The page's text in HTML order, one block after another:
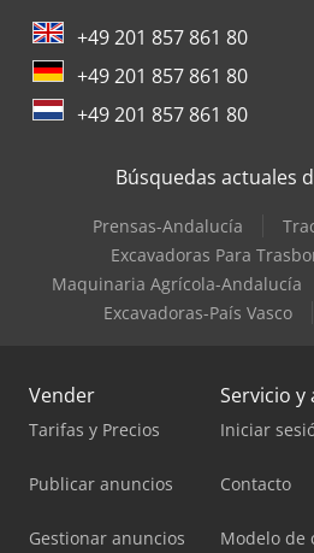
+49 201 857 861 80
+49 201 857 861 80
+49 201 857 861 80
Búsquedas actuales
Prensas-Andalucía
Excavadoras Para
Maquinaria Agrícola-Andalucía
Excavadoras-País Vasco
Vender
Tarifas y Precios
Publicar anuncios
Gestionar anuncios
Servicio y
Iniciar
Contacto
Modelo de